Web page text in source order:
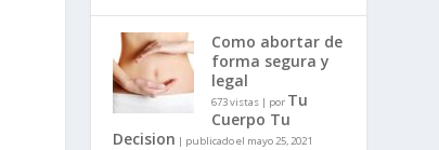
Como abortar de
forma segura y
legal
673 vistas| por Tu
Cuerpo Tu
Decision | publicado el mayo 25, 2021